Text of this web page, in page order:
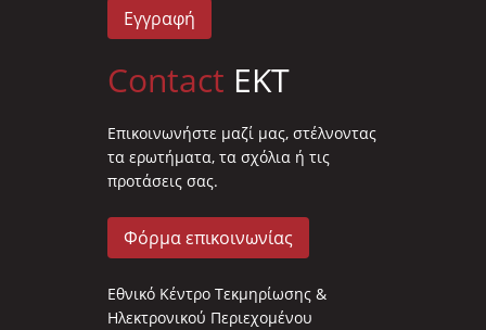
Εγγραφή
Contact EKT
Επικοινωνήστε μαζί μας, στέλνοντας
τα ερωτήματα, τα σχόλια ή τις
προτάσεις σας.
Φόρμα επικοινωνίας
Εθνικό Κέντρο Τεκμηρίωσης &
Ηλεκτρονικού Περιεχομένου